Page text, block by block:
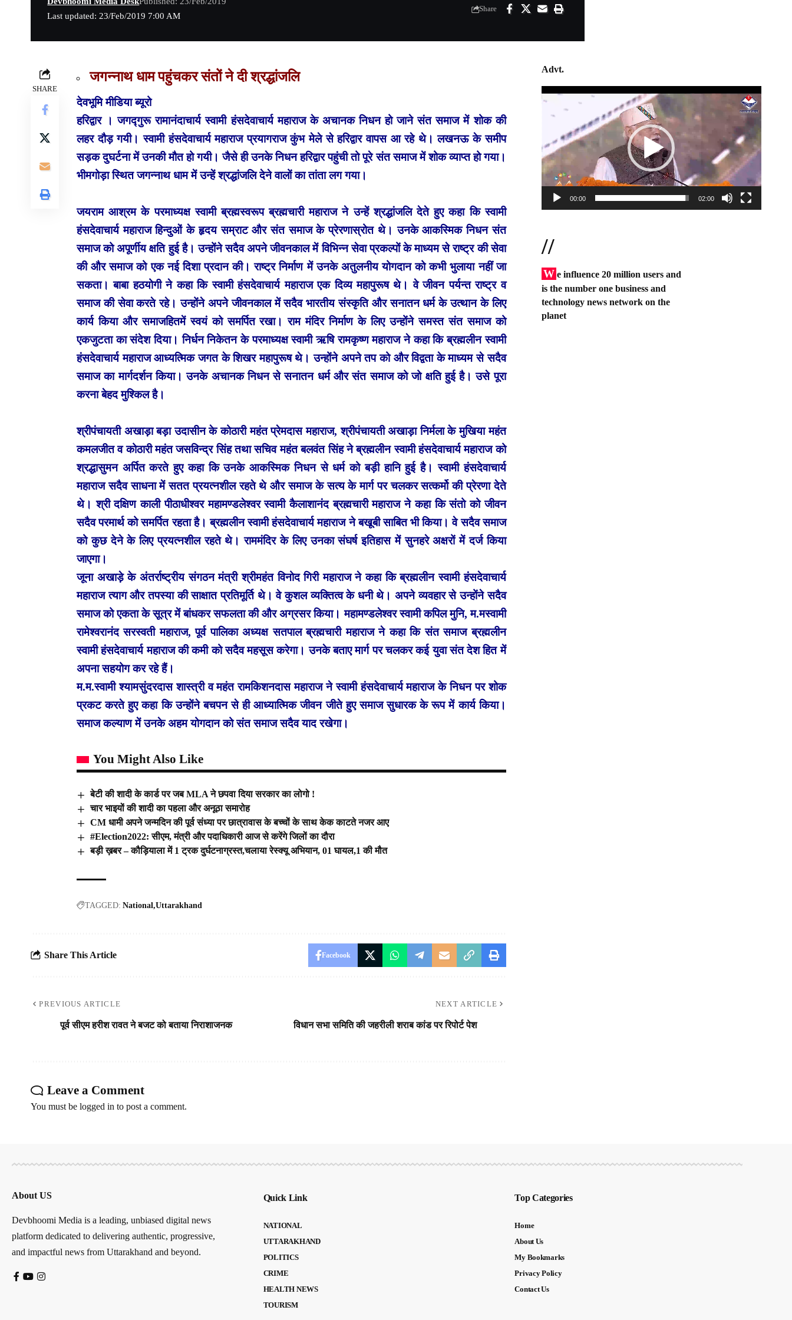
Last updated: 23/Feb/2019 7:00 AM
Share
SHARE
जगन्नाथ धाम पहुंचकर संतों ने दी श्रद्धांजलि
देवभूमि मीडिया ब्यूरो
हरिद्वार । जगद्गुरू रामानंदाचार्य स्वामी हंसदेवाचार्य महाराज के अचानक निधन हो जाने संत समाज में शोक की
लहर दौड़ गयी। स्वामी हंसदेवाचार्य महाराज प्रयागराज कुंभ मेले से हरिद्वार वापस आ रहे थे। लखनऊ के समीप
सड़क दुघर्टना में उनकी मौत हो गयी। जैसे ही उनके निधन हरिद्वार पहुंची तो पूरे संत समाज में शोक व्याप्त हो गया।
भीमगोड़ा स्थित जगन्नाथ धाम में उन्हें श्रद्धांजलि देने वालों का तांता लग गया।
जयराम आश्रम के परमाध्यक्ष स्वामी ब्रह्मस्वरूप ब्रह्मचारी महाराज ने उन्हें श्रद्धांजलि देते हुए कहा कि स्वामी
हंसदेवाचार्य महाराज हिन्दुओं के हृदय सम्राटऔर संत समाज के प्रेरणास्रोत थे। उनके आकस्मिक निधन संत
समाज को अपूर्णीय क्षति हुई है। उन्होंने सदैव अपने जीवनकाल में विभिन्न सेवा प्रकल्पों के माध्यम से राष्ट्र की सेवा
की और समाज को एक नई दिशा प्रदान की। राष्ट्र निर्माण में उनके अतुलनीय योगदान को कभी भुलाया नहीं जा
सकता। बाबा हठयोगी ने कहा कि स्वामी हंसदेवाचार्य महाराज एक दिव्य महापुरूष थे। वे जीवन पर्यन्त राष्ट्र व
समाज की सेवा करते रहे। उन्होंने अपने जीवनकाल में सदैव भारतीय संस्कृति और सनातन धर्म के उत्थान के लिए
कार्य किया और समाजहितमें स्वयं को समर्पित रखा। राम मंदिर निर्माण के लिए उन्होंने समस्त संत समाज को
एकजुटता का संदेश दिया। निर्धन निकेतन के परमाध्यक्ष स्वामी ऋषि रामकृष्ण महाराज ने कहा कि ब्रह्मलीन स्वामी
हंसदेवाचार्य महाराज आध्यत्मिक जगत के शिखर महापुरूष थे। उन्होंने अपने तप को और विद्वता के माध्यम से सदैव
समाज का मार्गदर्शन किया। उनके अचानक निधन से सनातन धर्म और संत समाज को जो क्षति हुई है। उसे पूरा
करना बेहद मुश्किल है।
श्रीपंचायती अखाड़ा बड़ा उदासीन के कोठारी महंत प्रेमदास महाराज, श्रीपंचायती अखाड़ा निर्मला के मुखिया महंत
कमलजीत व कोठारी महंत जसविन्द्र सिंह तथा सचिव महंत बलवंत सिंह ने ब्रह्मलीन स्वामी हंसदेवाचार्य महाराज को
श्रद्धासुमन अर्पित करते हुए कहा कि उनके आकस्मिक निधन से धर्म को बड़ी हानि हुई है। स्वामी हंसदेवाचार्य
महाराज सदैव साधना में सतत प्रयत्नशील रहते थे और समाज के सत्य के मार्ग पर चलकर सत्कर्मो की प्रेरणा देते
थे। श्री दक्षिण काली पीठाधीश्वर महामण्डलेश्वर स्वामी कैलाशानंद ब्रह्मचारी महाराज ने कहा कि संतो को जीवन
सदैव परमार्थ को समर्पित रहता है। ब्रह्मलीन स्वामी हंसदेवाचार्य महाराज ने बखूबी साबित भी किया। वे सदैव समाज
को कुछ देने के लिए प्रयत्नशील रहते थे। राममंदिर के लिए उनका संघर्ष इतिहास में सुनहरे अक्षरों में दर्ज किया
जाएगा।
जूना अखाड़े के अंतर्राष्ट्रीय संगठन मंत्री श्रीमहंत विनोद गिरी महाराज ने कहा कि ब्रह्मलीन स्वामी हंसदेवाचार्य
महाराज त्याग और तपस्या की साक्षात प्रतिमूर्ति थे। वे कुशल व्यक्तित्व के धनी थे। अपने व्यवहार से उन्होंने सदैव
समाज को एकता के सूत्र में बांधकर सफलता की और अग्रसर किया। महामण्डलेश्वर स्वामी कपिल मुनि, म.मस्वामी
रामेश्वरानंद सरस्वती महाराज, पूर्व पालिका अध्यक्ष सतपाल ब्रह्मचारी महाराज ने कहा कि संत समाज ब्रह्मलीन
स्वामी हंसदेवाचार्य महाराज की कमी को सदैव महसूस करेगा। उनके बताए मार्ग पर चलकर कई युवा संत देश हित में
अपना सहयोग कर रहे हैं।
म.म.स्वामी श्यामसुंदरदास शास्त्री व महंत रामकिशनदास महाराज ने स्वामी हंसदेवाचार्य महाराज के निधन पर शोक
प्रकट करते हुए कहा कि उन्होंने बचपन से ही आध्यात्मिक जीवन जीते हुए समाज सुधारक के रूप में कार्य किया।
समाज कल्याण में उनके अहम योगदान को संत समाज सदैव याद रखेगा।
You Might Also Like
बेटी की शादी के कार्ड पर जब MLA ने छपवा दिया सरकार का लोगो !
चार भाइयों की शादी का पहला और अनूठा समारोह
CM धामी अपने जन्मदिन की पूर्व संध्या पर छात्रावास के बच्चों के साथ केक काटते नजर आए
#Election2022: सीएम, मंत्री और पदाधिकारी आज से करेंगे जिलों का दौरा
बड़ी ख़बर – कौड़ियाला में 1 ट्रक दुर्घटनाग्रस्त,चलाया रेस्क्यू अभियान, 01 घायल,1 की मौत
TAGGED: National Uttarakhand
Share This Article Facebook
PREVIOUS ARTICLE
पूर्व सीएम हरीश रावत ने बजट को बताया निराशाजनक
NEXT ARTICLE
विधान सभा समिति की जहरीली शराब कांड पर रिपोर्ट पेश
Leave a Comment
You must be logged in to post a comment.
Advt.
Video
00:00 02:00
//
W e influence 20 million users and
is the number one business and
technology news network on the
planet
About US
Devbhoomi Media is a leading, unbiased digital news
platform dedicated to delivering authentic, progressive,
and impactful news from Uttarakhand and beyond.
Quick Link
NATIONAL
UTTARAKHAND
POLITICS
CRIME
HEALTH NEWS
TOURISM
Top Categories
Home
About Us
My Bookmarks
Privacy Policy
Contact Us